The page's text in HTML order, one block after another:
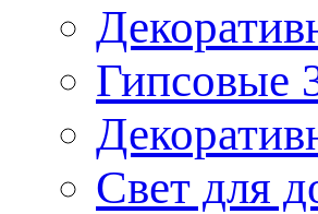
Гипсовые
Свет для